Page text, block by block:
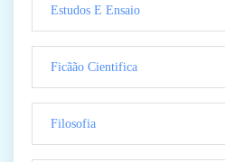
Estudos E Ensaio
Ficãão Cientifica
Filosofia